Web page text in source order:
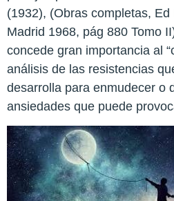
(1932), (Obras completas,
Madrid 1968, pág 880 Tomo
concede gran importancia al
análisis de las resistencias
desarrolla para enmudecer o
ansiedades que puede